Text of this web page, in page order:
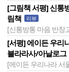
[그림책 서평] 신통
림책
리뷰
[신통방통 마음 반창
[서평] 에이든 우리
블라라사/아날로그
[에이든 우리나라 서